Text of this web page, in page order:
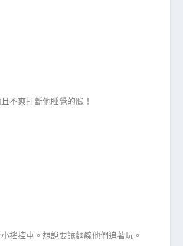
不爽打斷他睡覺的臉！
搖控車。想說要讓麵線他們追著玩。